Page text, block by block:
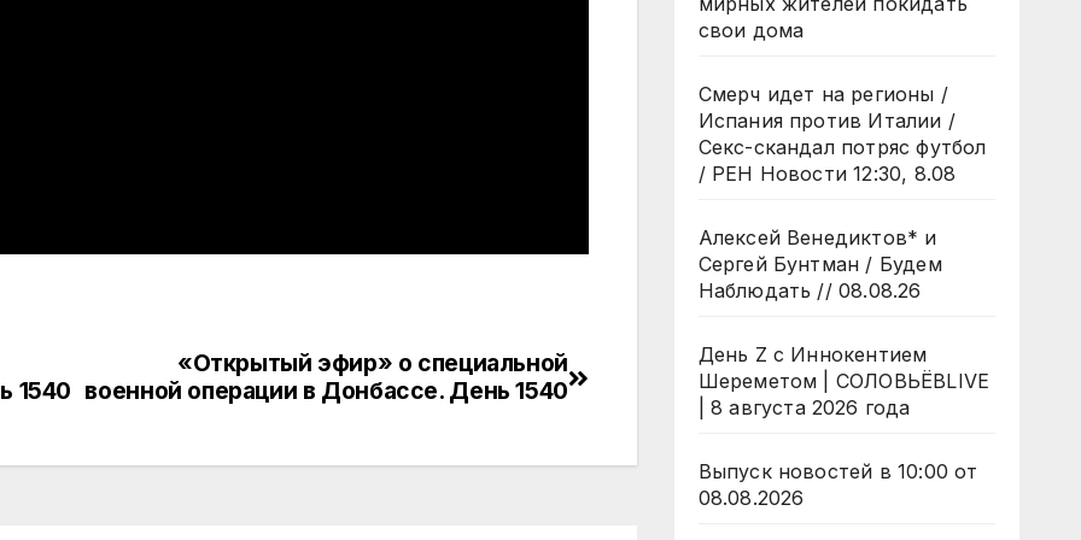
«Открытый эфир» о специальной
военной операции в Донбассе. День 1540
1540
свои дома
Смерч идет на регионы /
Испания против Италии /
Секс-скандал потряс футбол
/ РЕН Новости 12:30, 8.08
Алексей Венедиктов* и
Сергей Бунтман / Будем
Наблюдать // 08.08.26
День Z с Иннокентием
Шереметом | СОЛОВЬЁВLIVE
| 8 августа 2026 года
Выпуск новостей в 10:00 от
08.08.2026